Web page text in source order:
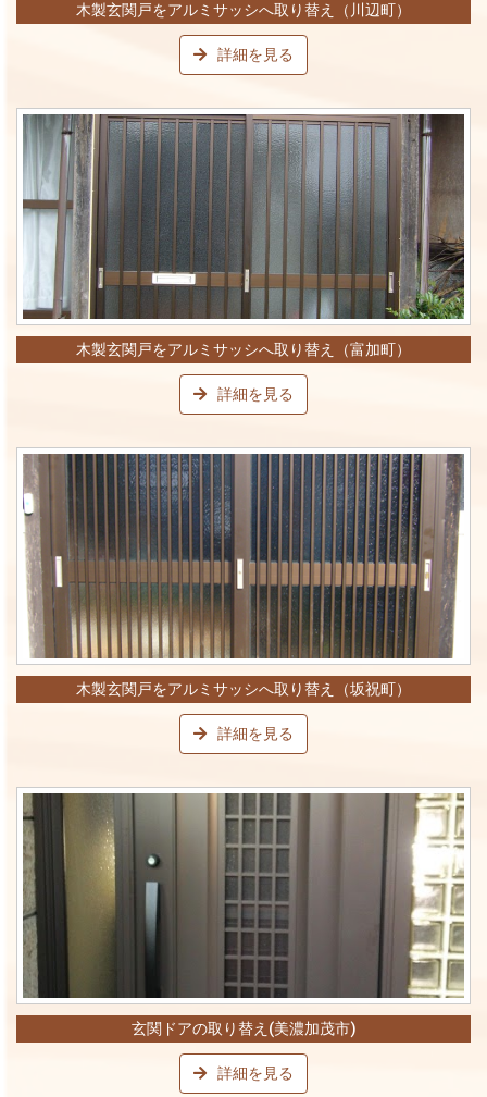
木製玄関戸をアルミサッシへ取り替え（川辺町）
詳細を見る
木製玄関戸をアルミサッシへ取り替え（富加町）
詳細を見る
木製玄関戸をアルミサッシへ取り替え（坂祝町）
詳細を見る
玄関ドアの取り替え(美濃加茂市)
詳細を見る